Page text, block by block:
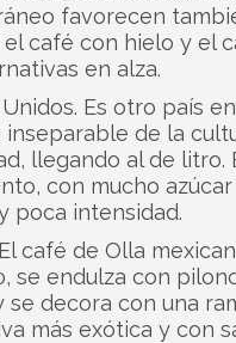
favorecen
el café con hielo y el
en alza.
Es otro país
de la
llegando al de litro.
con mucho
poca intensidad.
café de Olla
se endulza con
se decora con una
más exótica y con